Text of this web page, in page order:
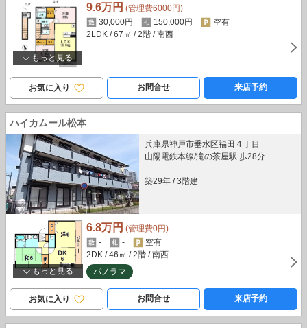
もっと見る
9.6万円 (管理費6000円)
30,000円
150,000円
空有
2LDK / 67㎡ / 2階 / 南西
お気に入り お問合せ 来店予約
ハイカムール松本
兵庫県神戸市垂水区福田４丁目
山陽電鉄本線/滝の茶屋駅 歩28分
築29年 / 3階建
もっと見る
6.8万円 (管理費0円)
-
-
空有
2DK / 46㎡ / 2階 / 南西
パノラマ
お気に入り お問合せ 来店予約